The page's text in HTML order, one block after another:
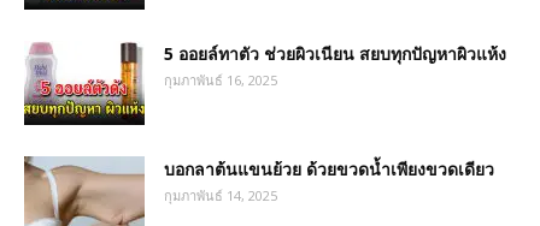
5 ออยล์ทาตัว ช่วยผิวเนียน สยบทุกปัญหาผิวแห้ง
กุมภาพันธ์ 16, 2025
บอกลาต้นแขนย้วย ด้วยขวดน้ำเพียงขวดเดียว
กุมภาพันธ์ 14, 2025